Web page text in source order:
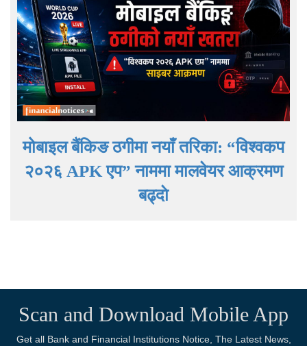
मोबाइल बैंकिङ ठगीमा नयाँ तरिका: “विश्वकप
२०२६ APK एप” नाममा मालवेयर आक्रमण
बढ्दाे
Scan and Download Mobile App
Get all Bank and Financial Institutions Notice, The Latest News,